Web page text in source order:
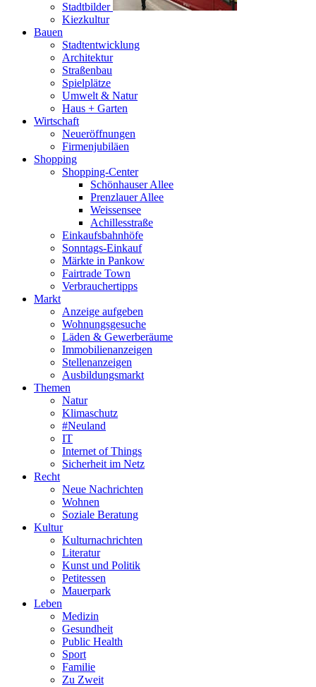
Stadtbilder
Kiezkultur
Bauen
Stadtentwicklung
Architektur
Straßenbau
Spielplätze
Umwelt & Natur
Haus + Garten
Wirtschaft
Neueröffnungen
Firmenjubiläen
Shopping
Shopping-Center
Schönhauser Allee
Prenzlauer Allee
Weissensee
Achillesstraße
Einkaufsbahnhöfe
Sonntags-Einkauf
Märkte in Pankow
Fairtrade Town
Verbrauchertipps
Markt
Anzeige aufgeben
Wohnungsgesuche
Läden & Gewerberäume
Immobilienanzeigen
Stellenanzeigen
Ausbildungsmarkt
Themen
Natur
Klimaschutz
#Neuland
IT
Internet of Things
Sicherheit im Netz
Recht
Neue Nachrichten
Wohnen
Soziale Beratung
Kultur
Kulturnachrichten
Literatur
Kunst und Politik
Petitessen
Mauerpark
Leben
Medizin
Gesundheit
Public Health
Sport
Familie
Zu Zweit